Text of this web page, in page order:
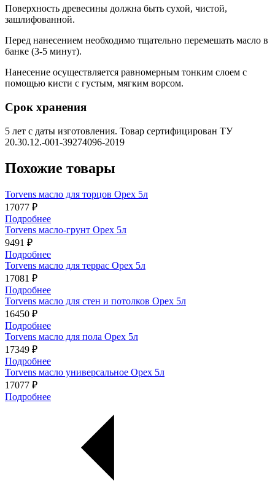
Поверхность древесины должна быть сухой, чистой,
зашлифованной.
Перед нанесением необходимо тщательно перемешать масло в
банке (3-5 минут).
Нанесение осуществляется равномерным тонким слоем с
помощью кисти с густым, мягким ворсом.
Срок хранения
5 лет с даты изготовления. Товар сертифицирован ТУ
20.30.12.-001-39274096-2019
Похожие товары
Torvens масло для торцов Орех 5л
17077 ₽
Подробнее
Torvens масло-грунт Орех 5л
9491 ₽
Подробнее
Torvens масло для террас Орех 5л
17081 ₽
Подробнее
Torvens масло для стен и потолков Орех 5л
16450 ₽
Подробнее
Torvens масло для пола Орех 5л
17349 ₽
Подробнее
Torvens масло универсальное Орех 5л
17077 ₽
Подробнее